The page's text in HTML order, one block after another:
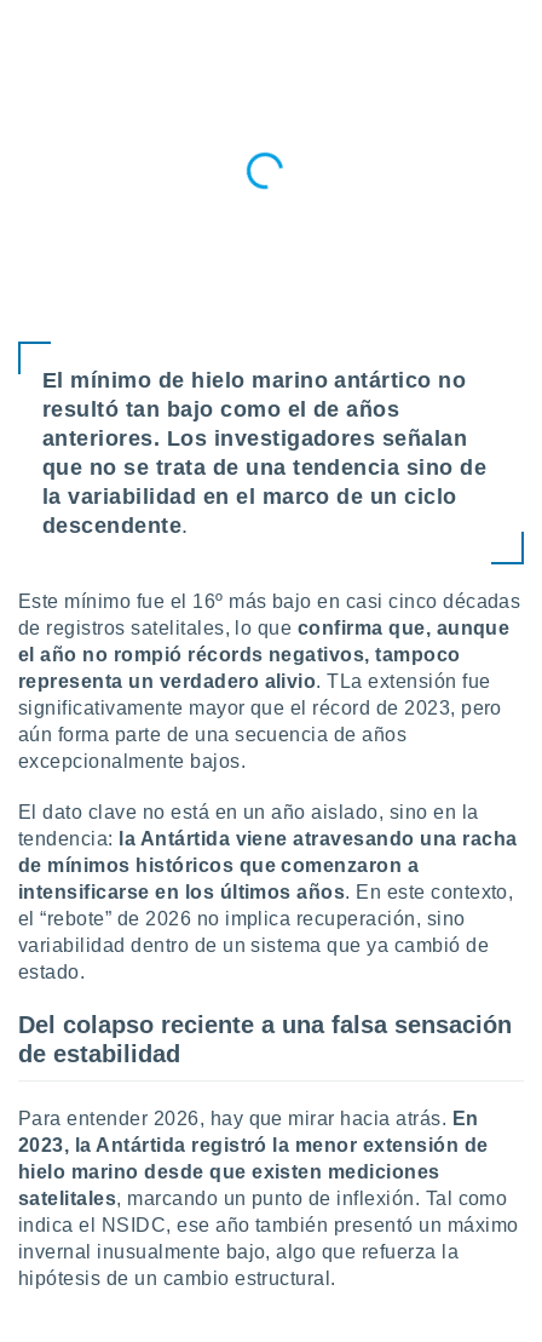
de que
el sitio
o
aunque
no
Puedes
acceder a
abono
únicos
similares
como
este sitio
IP
de
posible
traten tus
en
interés
El mínimo de hielo marino antártico no
resultó tan bajo como el de años
anteriores. Los investigadores señalan
que no se trata de una tendencia sino de
la variabilidad en el marco de un ciclo
descendente.
Este mínimo fue el 16º más bajo en casi cinco décadas
de registros satelitales, lo que confirma que, aunque
el año no rompió récords negativos, tampoco
representa un verdadero alivio. TLa extensión fue
significativamente mayor que el récord de 2023, pero
aún forma parte de una secuencia de años
excepcionalmente bajos.
El dato clave no está en un año aislado, sino en la
tendencia:
la Antártida viene atravesando una racha
de mínimos históricos que comenzaron a
intensificarse en los últimos años. En este contexto,
el “rebote” de 2026 no implica recuperación, sino
variabilidad dentro de un sistema que ya cambió de
estado.
Del colapso reciente a una falsa sensación
de estabilidad
Para entender 2026, hay que mirar hacia atrás. En
2023, la Antártida registró la menor extensión de
hielo marino desde que existen mediciones
satelitales, marcando un punto de inflexión. Tal como
indica el NSIDC, ese año también presentó un máximo
invernal inusualmente bajo, algo que refuerza la
hipótesis de un cambio estructural.